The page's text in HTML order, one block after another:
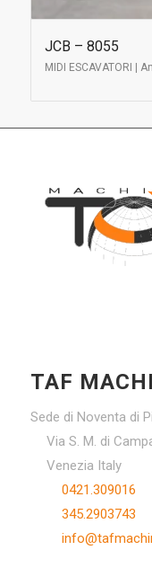
JCB – 8055
MIDI ESCAVATORI |
TAF
Sede di Noventa di
Via S. M. di
Venezia Italy
0421.309016
345.2903743